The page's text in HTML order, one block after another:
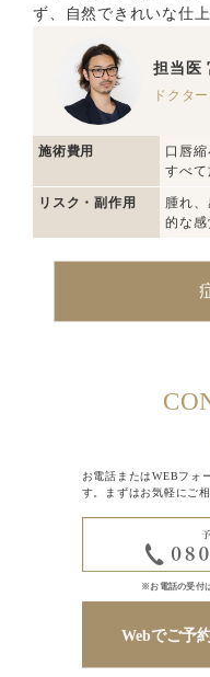
ず、自然できれいな仕
担当医
ドクタ
施術費用
口唇
すべ
リスク・副作用
腫れ
的な
お電話またはWEBフォ
す。まずはお気軽にご
※お電話の受付